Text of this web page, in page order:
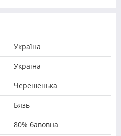
Україна
Україна
Черешенька
Бязь
80% бавовна